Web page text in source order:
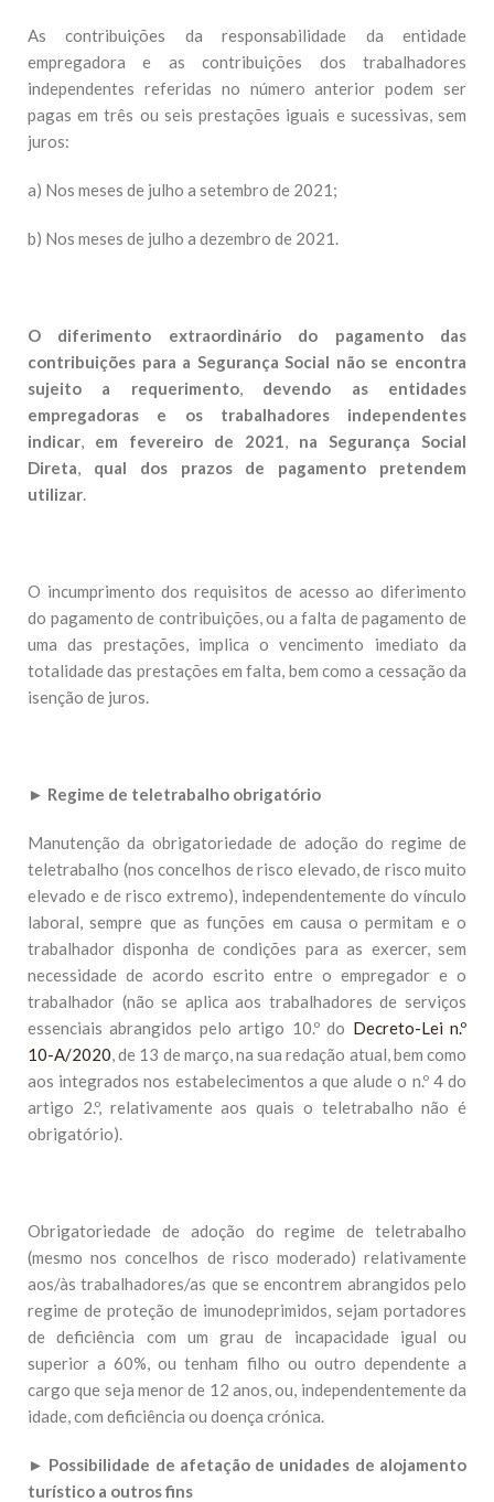
As contribuições da responsabilidade da entidade
empregadora e as contribuições dos trabalhadores
independentes referidas no número anterior podem ser
pagas em três ou seis prestações iguais e sucessivas, sem
juros:
a) Nos meses de julho a setembro de 2021;
b) Nos meses de julho a dezembro de 2021.
O diferimento extraordinário do pagamento das
contribuições para a Segurança Social não se encontra
sujeito a requerimento, devendo as entidades
empregadoras e os trabalhadores independentes
indicar, em fevereiro de 2021, na Segurança Social
Direta, qual dos prazos de pagamento pretendem
utilizar.
O incumprimento dos requisitos de acesso ao diferimento
do pagamento de contribuições, ou a falta de pagamento de
uma das prestações, implica o vencimento imediato da
totalidade das prestações em falta, bem como a cessação da
isenção de juros.
► Regime de teletrabalho obrigatório
Manutenção da obrigatoriedade de adoção do regime de
teletrabalho (nos concelhos de risco elevado, de risco muito
elevado e de risco extremo), independentemente do vínculo
laboral, sempre que as funções em causa o permitam e o
trabalhador disponha de condições para as exercer, sem
necessidade de acordo escrito entre o empregador e o
trabalhador (não se aplica aos trabalhadores de serviços
essenciais abrangidos pelo artigo 10.º do Decreto-Lei n.º
10-A/2020, de 13 de março, na sua redação atual, bem como
aos integrados nos estabelecimentos a que alude o n.º 4 do
artigo 2.º, relativamente aos quais o teletrabalho não é
obrigatório).
Obrigatoriedade de adoção do regime de teletrabalho
(mesmo nos concelhos de risco moderado) relativamente
aos/às trabalhadores/as que se encontrem abrangidos pelo
regime de proteção de imunodeprimidos, sejam portadores
de deficiência com um grau de incapacidade igual ou
superior a 60%, ou tenham filho ou outro dependente a
cargo que seja menor de 12 anos, ou, independentemente da
idade, com deficiência ou doença crónica.
► Possibilidade de afetação de unidades de alojamento
turístico a outros fins